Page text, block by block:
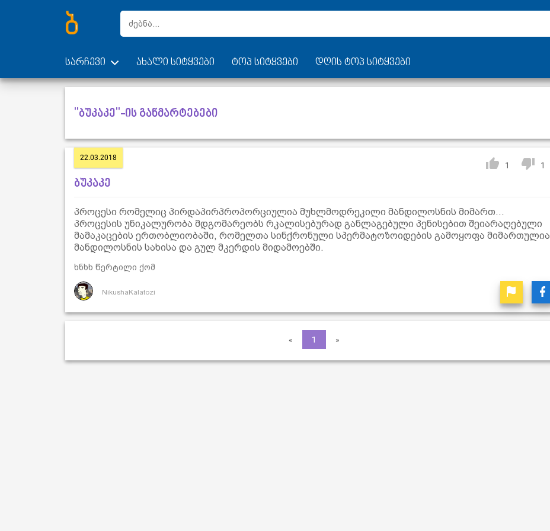
სარჩევი ახალი სიტყვები ტოპ სიტყვები დღის ტოპ სიტყვები
"ბუკაკე"-ის განმარტებები
22.03.2018
1 1
ბუკაკე
პროცესი რომელიც პირდაპირპროპორციულია მუხლმოდრეკილი მანდილოსნის მიმართ...
პროცესის უნიკალურობა მდგომარეობს რკალისებურად განლაგებული პენისებით შეიარაღებული
მამაკაცების ერთობლიობაში, რომელთა სინქრონული სპერმატოზოიდების გამოყოფა მიმართულია
მანდილოსნის სახისა და გულ მკერდის მიდამოებში.
ხნხხ წერტილი ქომ
NikushaKalatozi
« 1 »